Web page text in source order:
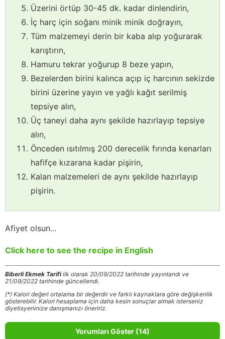
Üzerini örtüp 30-45 dk. kadar dinlendirin,
İç harç için soğanı minik minik doğrayın,
Tüm malzemeyi derin bir kaba alıp yoğurarak
karıştırın,
Hamuru tekrar yoğurup 8 beze yapın,
Bezelerden birini kalınca açıp iç harcının sekizde
birini üzerine yayın ve yağlı kağıt serilmiş
tepsiye alın,
Üç taneyi daha aynı şekilde hazırlayıp tepsiye
alın,
Önceden ısıtılmış 200 derecelik fırında kenarları
hafifçe kızarana kadar pişirin,
Kalan malzemeleri de aynı şekilde hazırlayıp
pişirin.
Afiyet olsun...
Click here to see the recipe in English
Biberli Ekmek Tarifiilk olarak 20/09/2022 tarihinde yayınlandı ve
21/09/2022 tarihinde güncellendi.
(*) Kalori değeri ortalama bir değerdir ve farklı kaynaklara göre değişkenlik
gösterebilir. Kalori hesaplama için daha kesin sonuçlar almak isterseniz
diyetisyeninize danışmanızı öneririz.
Yorumları Göster (14)